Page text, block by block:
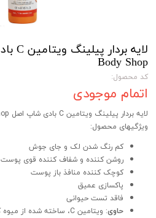
Body Shop
کد محصول:
اتمام موجودی
لایه بردار پیلینگ ویتامین C بادی شاپ اصل The Body Shop
ویژگیهای محصول:
کم رنگ شدن لک و جای جوش
روشن کننده و شفاف کننده قوی پوست
کوچک کننده منافذ باز پوست
پاکسازی عمیق
فاقد تست حیوانی
حاوی: ویتامین C، ساخته شده از میوه کامو کامو